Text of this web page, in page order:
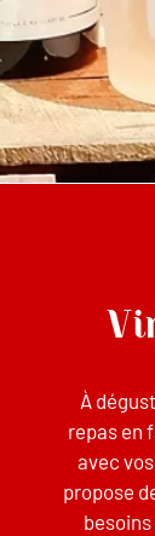
À
repas en
avec
propose